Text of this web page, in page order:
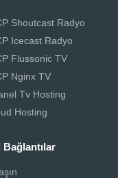
Shoutcast Radyo
Icecast Radyo
Flussonic TV
Nginx TV
Tv Hosting
Hosting